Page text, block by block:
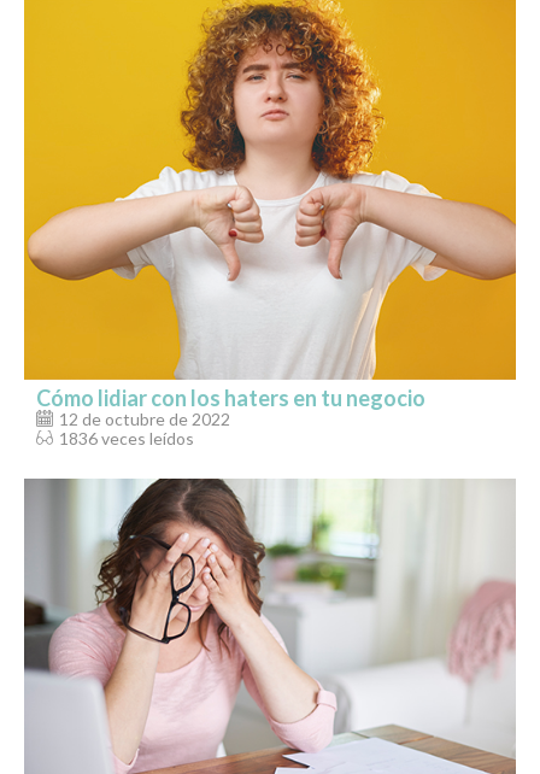
Cómo lidiar con los haters en tu negocio
12 de octubre de 2022
1836 veces leídos